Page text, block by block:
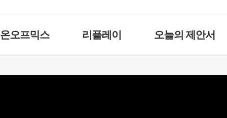
온오프믹스 리플레이 오늘의 제안서